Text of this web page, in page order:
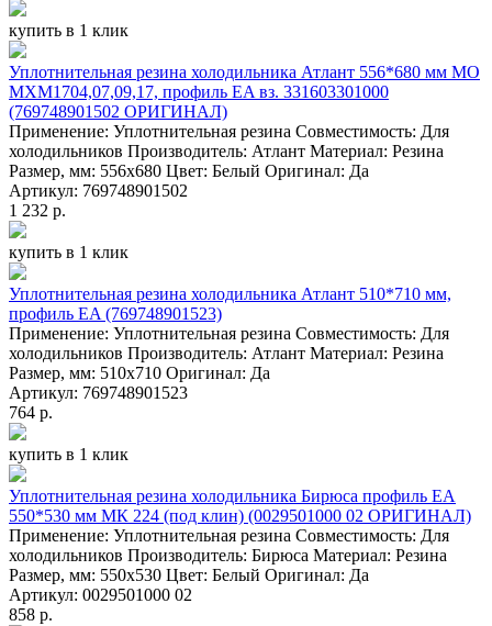
купить в 1 клик
Уплотнительная резина холодильника Атлант 556*680 мм МО
МХМ1704,07,09,17, профиль EA вз. 331603301000
(769748901502 ОРИГИНАЛ)
Применение: Уплотнительная резина Совместимость: Для
холодильников Производитель: Атлант Материал: Резина
Размер, мм: 556x680 Цвет: Белый Оригинал: Да
Артикул: 769748901502
1 232 р.
купить в 1 клик
Уплотнительная резина холодильника Атлант 510*710 мм,
профиль EA (769748901523)
Применение: Уплотнительная резина Совместимость: Для
холодильников Производитель: Атлант Материал: Резина
Размер, мм: 510х710 Оригинал: Да
Артикул: 769748901523
764 р.
купить в 1 клик
Уплотнительная резина холодильника Бирюса профиль ЕА
550*530 мм МК 224 (под клин) (0029501000 02 ОРИГИНАЛ)
Применение: Уплотнительная резина Совместимость: Для
холодильников Производитель: Бирюса Материал: Резина
Размер, мм: 550x530 Цвет: Белый Оригинал: Да
Артикул: 0029501000 02
858 р.